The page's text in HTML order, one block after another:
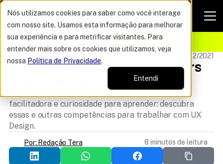
Nós utilizamos cookies para saber como você interage
com nosso site. Usamos esta informação para melhorar
sua experiência e para metrificar visitantes. Para
entender mais sobre os cookies que utilizamos, veja
nossa Política de Privacidade.
Entendi
OFERTA DO ANO VAGAS POR TEMPO LIMITADO
Atualizado 04/02/2021
11 soft skills para UX designers
que você precisa desenvolver
Se comunicar com eficiência, ter uma postura
facilitadora e curiosidade para aprender: descubra
essas e outras competências para trabalhar com UX
Design.
Por: Redação Tera 8 minutos de leitura